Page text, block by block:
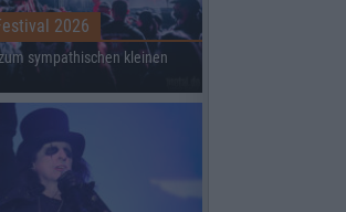
2026
sympathischen kleinen